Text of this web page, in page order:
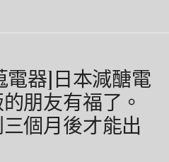
電器]日本減醣電
朋友有福了。
個月後才能出